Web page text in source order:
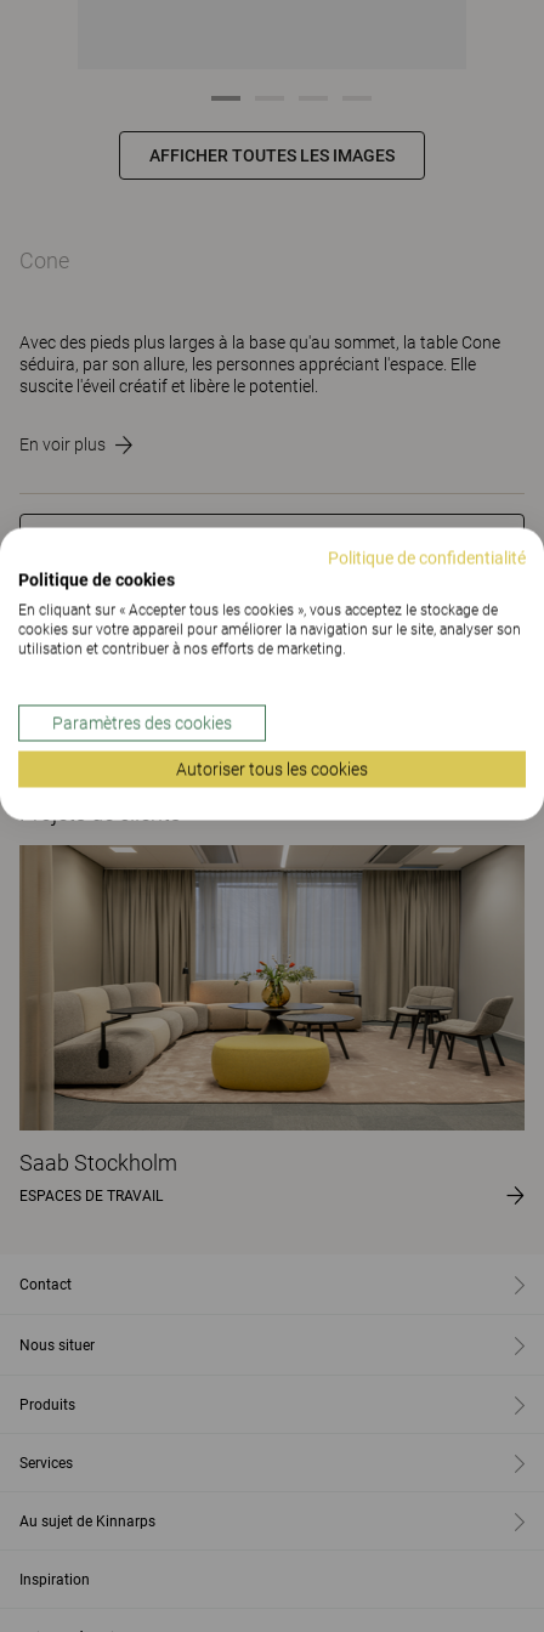
AFFICHER TOUTES LES IMAGES
Cone
Avec des pieds plus larges à la base qu'au sommet, la table Cone
séduira, par son allure, les personnes appréciant l'espace. Elle
suscite l'éveil créatif et libère le potentiel.
En voir plus
TROUVER UNE DE NOS AGENCES
Téléchargements (3)
Saab Stockholm
ESPACES DE TRAVAIL
Contact
Nous situer
Produits
Services
Au sujet de Kinnarps
Inspiration
Politique de confidentialité
Politique de cookies
En cliquant sur « Accepter tous les cookies », vous acceptez le stockage de
cookies sur votre appareil pour améliorer la navigation sur le site, analyser son
utilisation et contribuer à nos efforts de marketing.
Paramètres des cookies
Autoriser tous les cookies